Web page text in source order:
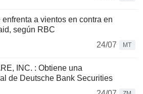
a vientos en contra en
según RBC
24/07
MT
INC. : Obtiene una
de Deutsche Bank Securities